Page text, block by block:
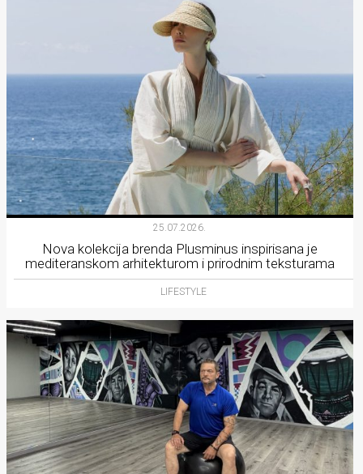
25.07.2026.
Nova kolekcija brenda Plusminus inspirisana je
mediteranskom arhitekturom i prirodnim teksturama
LIFESTYLE